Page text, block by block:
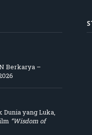
Berkarya –
Dunia yang Luka,
“Wisdom of